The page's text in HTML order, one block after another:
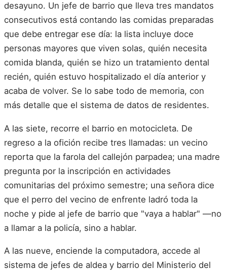
desayuno. Un jefe de barrio que lleva tres mandatos
consecutivos está contando las comidas preparadas
que debe entregar ese día: la lista incluye doce
personas mayores que viven solas, quién necesita
comida blanda, quién se hizo un tratamiento dental
recién, quién estuvo hospitalizado el día anterior y
acaba de volver. Se lo sabe todo de memoria, con
más detalle que el sistema de datos de residentes.
A las siete, recorre el barrio en motocicleta. De
regreso a la ofición recibe tres llamadas: un vecino
reporta que la farola del callejón parpadea; una madre
pregunta por la inscripción en actividades
comunitarias del próximo semestre; una señora dice
que el perro del vecino de enfrente ladró toda la
noche y pide al jefe de barrio que "vaya a hablar" —no
a llamar a la policía, sino a hablar.
A las nueve, enciende la computadora, accede al
sistema de jefes de aldea y barrio del Ministerio del